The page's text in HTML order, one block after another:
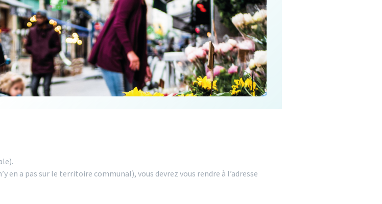
en a pas sur le territoire communal), vous devrez vous rendre à l’adresse